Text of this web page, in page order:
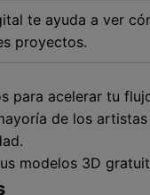
te ayuda a ver
proyectos.
para acelerar tu
de los
modelos 3D